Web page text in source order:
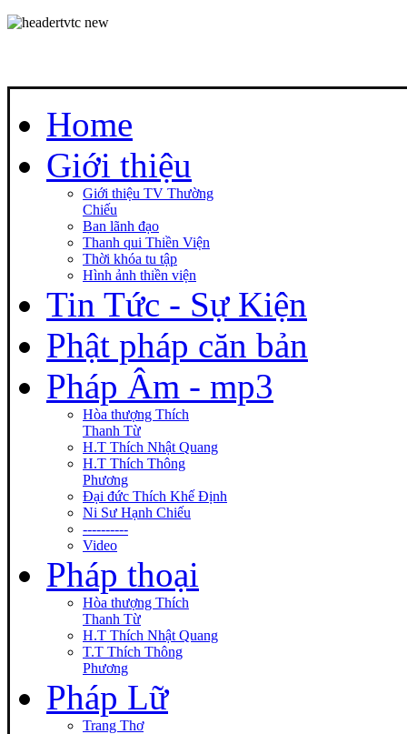
Home
Giới thiệu
Giới thiệu TV Thường
Chiếu
Ban lãnh đạo
Thanh qui Thiền Viện
Thời khóa tu tập
Hình ảnh thiền viện
Tin Tức - Sự Kiện
Phật pháp căn bản
Pháp Âm - mp3
Hòa thượng Thích
Thanh Từ
H.T Thích Nhật Quang
H.T Thích Thông
Phương
Đại đức Thích Khế Định
Ni Sư Hạnh Chiếu
----------
Video
Pháp thoại
Hòa thượng Thích
Thanh Từ
H.T Thích Nhật Quang
T.T Thích Thông
Phương
Pháp Lữ
Trang Thơ